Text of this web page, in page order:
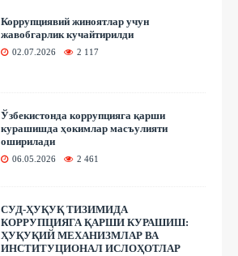
Коррупциявий жиноятлар учун
жавобгарлик кучайтирилди
02.07.2026 2 117
Ўзбекистонда коррупцияга қарши
курашишда ҳокимлар масъулияти
оширилади
06.05.2026 2 461
СУД-ҲУҚУҚ ТИЗИМИДА
КОРРУПЦИЯГА ҚАРШИ КУРАШИШ:
ҲУҚУҚИЙ МЕХАНИЗМЛАР ВА
ИНСТИТУЦИОНАЛ ИСЛОҲОТЛАР